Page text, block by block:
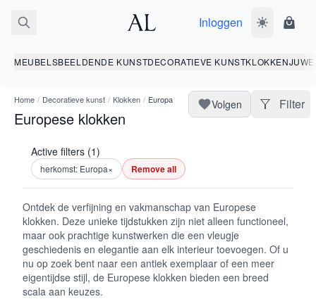
Inloggen Wissel
MEUBELSBEELDENDE KUNSTDECORATIEVE KUNSTKLOKKEN
Home / Decoratieve kunst / Klokken / Europa
Europese klokken
Volgen Filter
Active filters (1)
herkomst: Europa× Remove all
Ontdek de verfijning en vakmanschap van Europese
klokken. Deze unieke tijdstukken zijn niet alleen functioneel,
maar ook prachtige kunstwerken die een vleugje
geschiedenis en elegantie aan elk interieur toevoegen. Of u
nu op zoek bent naar een antiek exemplaar of een meer
eigentijdse stijl, de Europese klokken bieden een breed
scala aan keuzes.